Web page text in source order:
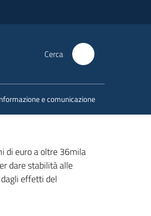
Cerca
e comunicazione
di euro a oltre 36mila
dare stabilità alle
effetti del